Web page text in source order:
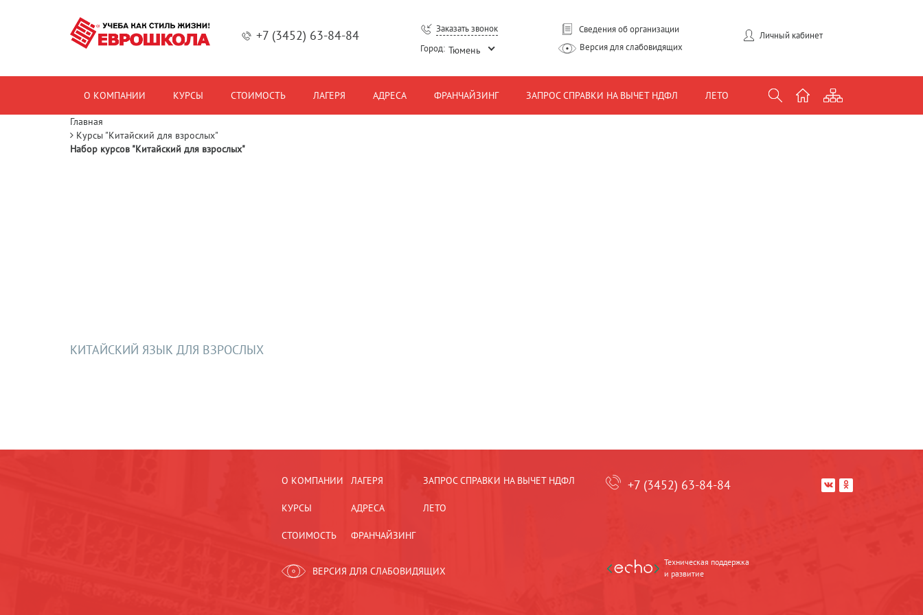
+7 (3452) 63-84-84
Заказать звонок
Город: Тюмень
Сведения об организации
Версия для слабовидящих
Личный кабинет
О КОМПАНИИ КУРСЫ СТОИМОСТЬ ЛАГЕРЯ АДРЕСА ФРАНЧАЙЗИНГ ЗАПРОС СПРАВКИ НА ВЫЧЕТ НДФЛ ЛЕТО
Главная
Курсы "Китайский для взрослых"
Набор курсов "Китайский для взрослых"
КИТАЙСКИЙ ЯЗЫК ДЛЯ ВЗРОСЛЫХ
О КОМПАНИИ
КУРСЫ
СТОИМОСТЬ
ЛАГЕРЯ
АДРЕСА
ФРАНЧАЙЗИНГ
ЗАПРОС СПРАВКИ НА ВЫЧЕТ НДФЛ
ЛЕТО
ВЕРСИЯ ДЛЯ СЛАБОВИДЯЩИХ
+7 (3452) 63-84-84  
Техническая поддержка
и развитие